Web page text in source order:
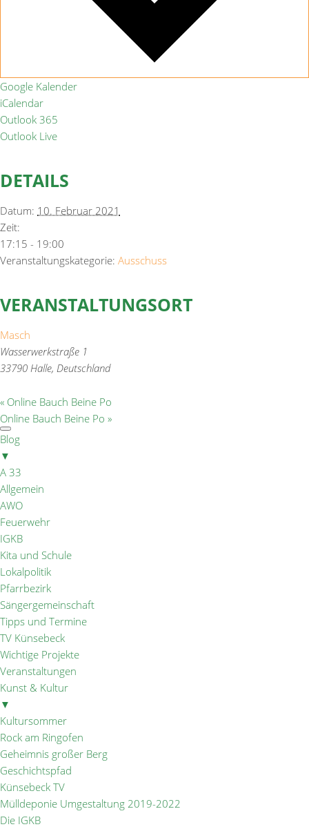
Google Kalender
iCalendar
Outlook 365
Outlook Live
DETAILS
Datum: 10. Februar 2021
Zeit:
17:15 - 19:00
Veranstaltungskategorie: Ausschuss
VERANSTALTUNGSORT
Masch
Wasserwerkstraße 1
33790 Halle, Deutschland
« Online Bauch Beine Po
Online Bauch Beine Po »
Blog
▼
A 33
Allgemein
AWO
Feuerwehr
IGKB
Kita und Schule
Lokalpolitik
Pfarrbezirk
Sängergemeinschaft
Tipps und Termine
TV Künsebeck
Wichtige Projekte
Veranstaltungen
Kunst & Kultur
▼
Kultursommer
Rock am Ringofen
Geheimnis großer Berg
Geschichtspfad
Künsebeck TV
Mülldeponie Umgestaltung 2019-2022
Die IGKB